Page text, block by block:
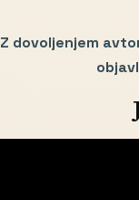
Z dovoljenjem